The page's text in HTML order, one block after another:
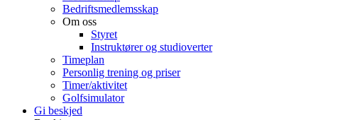
Bedriftsmedlemsskap
Om oss
Styret
Instruktører og studioverter
Timeplan
Personlig trening og priser
Timer/aktivitet
Golfsimulator
Gi beskjed